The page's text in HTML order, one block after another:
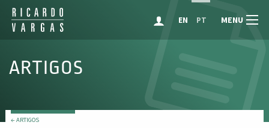
EN PT MENU
ARTIGOS
← ARTIGOS